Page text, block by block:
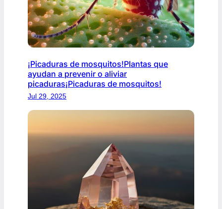
¡Picaduras de mosquitos!Plantas que
ayudan a prevenir o aliviar
picaduras¡Picaduras de mosquitos!
Jul 29, 2025